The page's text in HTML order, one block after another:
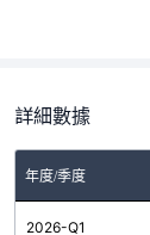
詳細數據
年度/季度
存貨週轉天數
2026-Q1